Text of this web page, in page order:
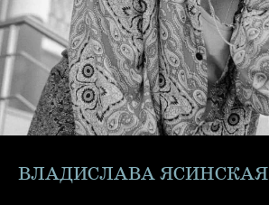
ВЛАДИСЛАВА ЯСИНСКАЯ